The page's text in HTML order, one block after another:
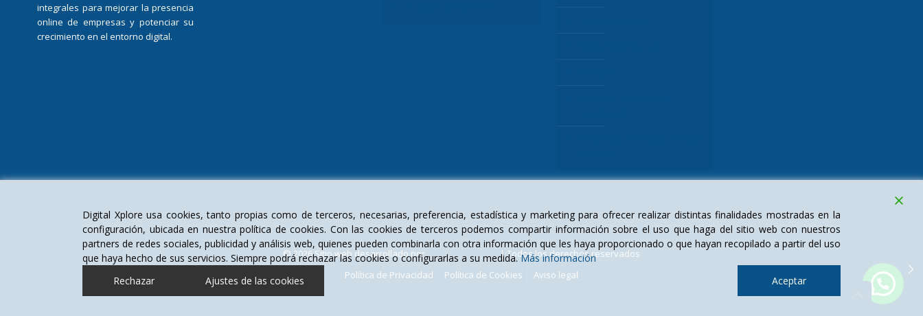
integrales para mejorar la presencia
online de empresas y potenciar su
crecimiento en el entorno digital.
© 2026 Sitio web desarrollado porDigital Xplore S.L. | Todos los derechos reservados
Política de Privacidad
Política de Cookies Aviso legal
Digital Xplore usa cookies, tanto propias como de terceros, necesarias, preferencia, estadística y marketing para ofrecer realizar distintas finalidades mostradas en la
configuración, ubicada en nuestra política de cookies. Con las cookies de terceros podemos compartir información sobre el uso que haga del sitio web con nuestros
partners de redes sociales, publicidad y análisis web, quienes pueden combinarla con otra información que les haya proporcionado o que hayan recopilado a partir del uso
que haya hecho de sus servicios. Siempre podrá rechazar las cookies o configurarlas a su medida. Más información
Rechazar
Ajustes de las cookies Aceptar